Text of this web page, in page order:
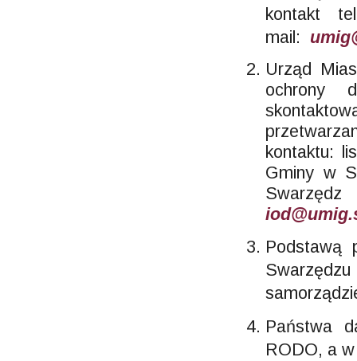
kontakt
mail:
Urząd
ochrony
kontaktu:
Gminy w
Podstawą
Państwa
RODO, a